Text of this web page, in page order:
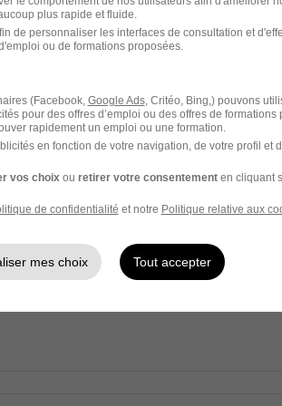
Libre Service Secteur
plus rapide et fluide.
de personnaliser les interfaces de consultation et
ou de formations proposées.
(Facebook, Google Ads, Critéo, Bing,) pouvons
pour des offres d’emploi ou des offres de formations
rapidement un emploi ou une formation.
en fonction de votre navigation, de votre profil et
vos choix ou retirer votre consentementen cliquant
de confidentialité et notre Politique relative aux
mes choix Tout accepter